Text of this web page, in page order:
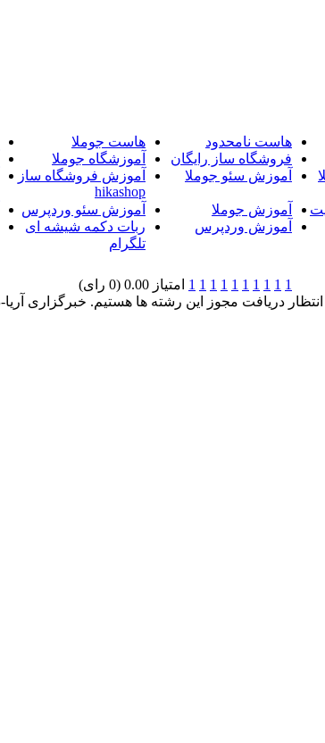
هاست نامحدود هاست جوملا
فروشگاه ساز رایگان آموزشگاه جوملا
آموزش سئو جوملا
آموزش فروشگاه ساز
hikashop
آموزش جوملا آموزش سئو وردپرس
آموزش وردپرس
ربات دکمه شیشه ای
تلگرام
1
1
1
1
1
1
1
1
1
1 امتیاز 0.00 (0 رای)